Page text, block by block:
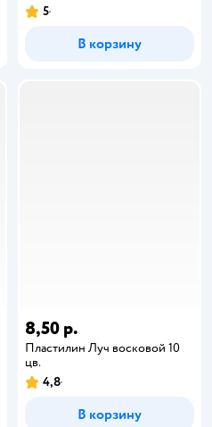
5
В корзину
8,50 р.
Пластилин Луч восковой 10
цв.
4,8
В корзину